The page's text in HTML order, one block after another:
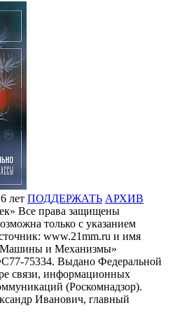
ПОДДЕРЖАТЬ АРХИВ
Все права защищены
только с указанием
www.21mm.ru и имя
и Механизмы»
75334. Выдано Федеральной
связи, информационных
(Роскомнадзор).
Иванович, главный